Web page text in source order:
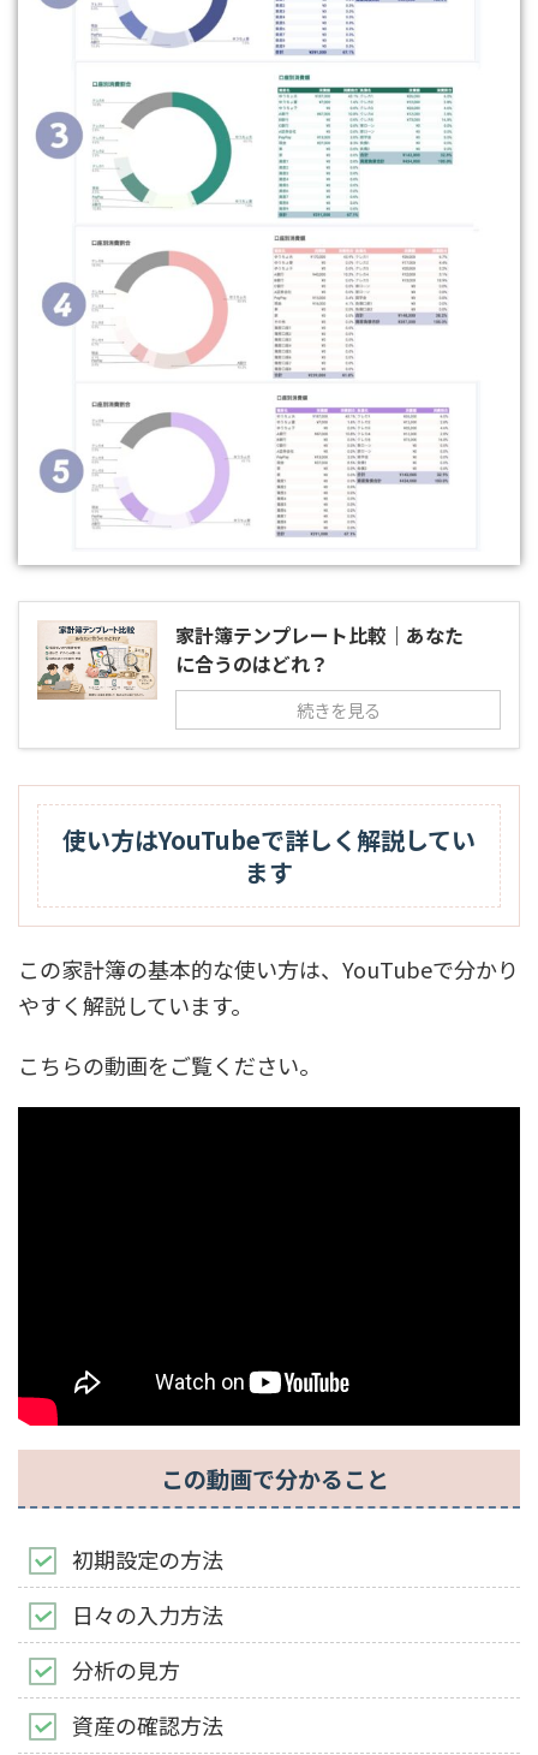
家計簿テンプレート比較｜あなた
に合うのはどれ？
続きを見る
使い方はYouTubeで詳しく解説してい
ます
この家計簿の基本的な使い方は、YouTubeで分かり
やすく解説しています。
こちらの動画をご覧ください。
この動画で分かること
初期設定の方法
日々の入力方法
分析の見方
資産の確認方法